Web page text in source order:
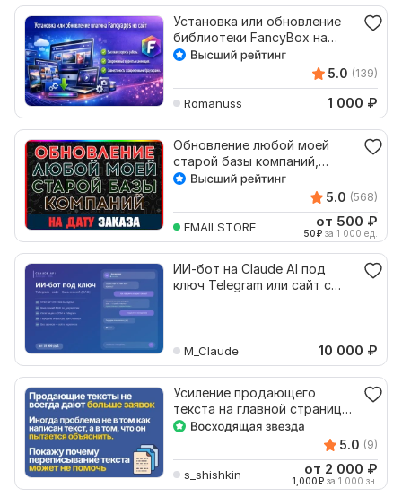
Установка или обновление
библиотеки FancyBox на
сайт
5.0 (139)
Romanuss 1 000 ₽
Обновление любой моей
старой базы компаний,
организаций на дату заказа
5.0 (568)
EMAILSTORE от 500 ₽
50₽ за 1 000 ед.
ИИ-бот на Claude AI под
ключ Telegram или сайт с
M_Claude 10 000 ₽
Усиление продающего
текста на главной странице
сайта
5.0 (9)
s_shishkin от 2 000 ₽
1,000₽ за 1 000 зн.